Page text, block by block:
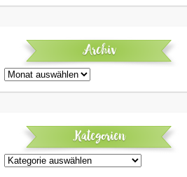
Archiv
Archiv
Kategorien
Kategorien